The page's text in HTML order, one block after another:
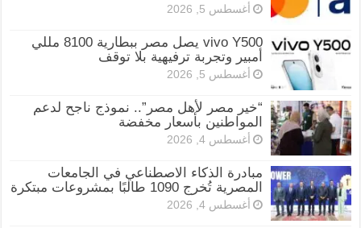
أغسطس 5, 2026
vivo Y500 يصل مصر ببطارية 8100 مللي
أمبير وتجربة ترفيهية بلا توقف
أغسطس 5, 2026
“خير مصر لأهل مصر”.. نموذج ناجح لدعم
المواطنين بأسعار مخفضة
أغسطس 4, 2026
مبادرة الذكاء الاصطناعي في الجامعات
المصرية تُخرج 1090 طالبًا بمشروعات مبتكرة
أغسطس 4, 2026